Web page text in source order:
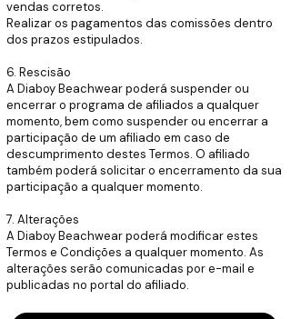
vendas corretos.
Realizar os pagamentos das comissões dentro
dos prazos estipulados.
6. Rescisão
A Diaboy Beachwear poderá suspender ou
encerrar o programa de afiliados a qualquer
momento, bem como suspender ou encerrar a
participação de um afiliado em caso de
descumprimento destes Termos. O afiliado
também poderá solicitar o encerramento da sua
participação a qualquer momento.
7. Alterações
A Diaboy Beachwear poderá modificar estes
Termos e Condições a qualquer momento. As
alterações serão comunicadas por e-mail e
publicadas no portal do afiliado.